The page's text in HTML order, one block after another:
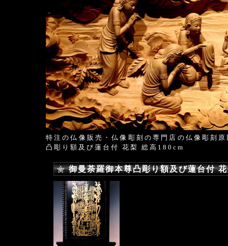
特注の仏像販売・仏像彫刻の専門店の仏像彫刻原
凸彫り額及び蓮台付 花梨 総高180cm
御曼荼羅御本尊凸彫り額及び蓮台付